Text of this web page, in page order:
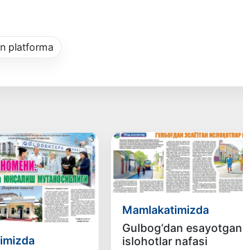
platforma
Mamlakatimizda
Gulbog‘dan esayotgan
islohotlar nafasi